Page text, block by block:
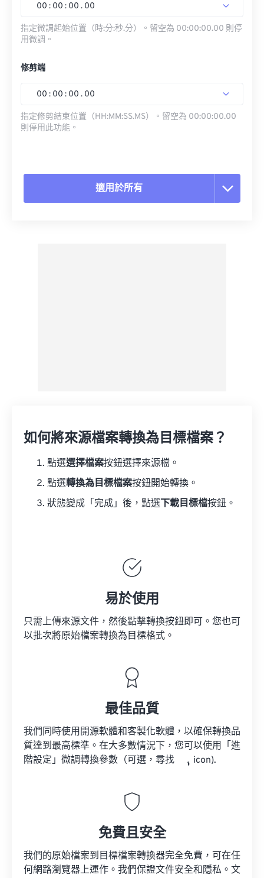
00 : 00 : 00 . 00
指定微調起始位置（時:分:秒.分）。留空為 00:00:00.00 則停
用微調。
修剪端
00 : 00 : 00 . 00
指定修剪結束位置（HH:MM:SS.MS）。留空為 00:00:00.00
則停用此功能。
適用於所有
如何將來源檔案轉換為目標檔案？
點選選擇檔案按鈕選擇來源檔。
點選轉換為目標檔案按鈕開始轉換。
狀態變成「完成」後，點選 下載目標檔按鈕。
易於使用
只需上傳來源文件，然後點擊轉換按鈕即可。您也可
以批次將原始檔案轉換為目標格式。
最佳品質
我們同時使用開源軟體和客製化軟體，以確保轉換品
質達到最高標準。在大多數情況下，您可以使用「進
階設定」微調轉換參數（可選，尋找
icon).
免費且安全
我們的原始檔案到目標檔案轉換器完全免費，可在任
何網路瀏覽器上運作。我們保證文件安全和隱私。文